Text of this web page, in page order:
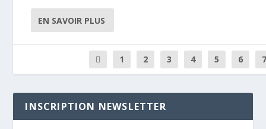
EN SAVOIR PLUS
1 2 3 4 5 6
INSCRIPTION NEWSLETTER